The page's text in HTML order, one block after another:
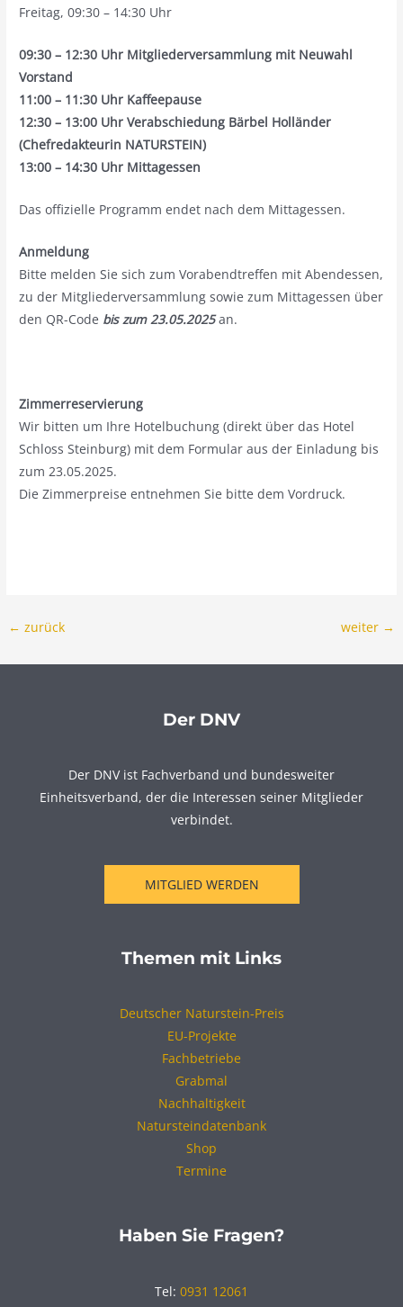
Freitag, 09:30 – 14:30 Uhr
09:30 – 12:30 Uhr Mitgliederversammlung mit Neuwahl
Vorstand
11:00 – 11:30 Uhr Kaffeepause
12:30 – 13:00 Uhr Verabschiedung Bärbel Holländer
(Chefredakteurin NATURSTEIN)
13:00 – 14:30 Uhr Mittagessen
Das offizielle Programm endet nach dem Mittagessen.
Anmeldung
Bitte melden Sie sich zum Vorabendtreffen mit Abendessen,
zu der Mitgliederversammlung sowie zum Mittagessen über
den QR-Code bis zum 23.05.2025an.
Zimmerreservierung
Wir bitten um Ihre Hotelbuchung (direkt über das Hotel
Schloss Steinburg) mit dem Formular aus der Einladung bis
zum 23.05.2025.
Die Zimmerpreise entnehmen Sie bitte dem Vordruck.
← zurück weiter →
Der DNV
Der DNV ist Fachverband und bundesweiter
Einheitsverband, der die Interessen seiner Mitglieder
verbindet.
MITGLIED WERDEN
Themen mit Links
Deutscher Naturstein-Preis
EU-Projekte
Fachbetriebe
Grabmal
Nachhaltigkeit
Natursteindatenbank
Shop
Termine
Haben Sie Fragen?
Tel: 0931 12061